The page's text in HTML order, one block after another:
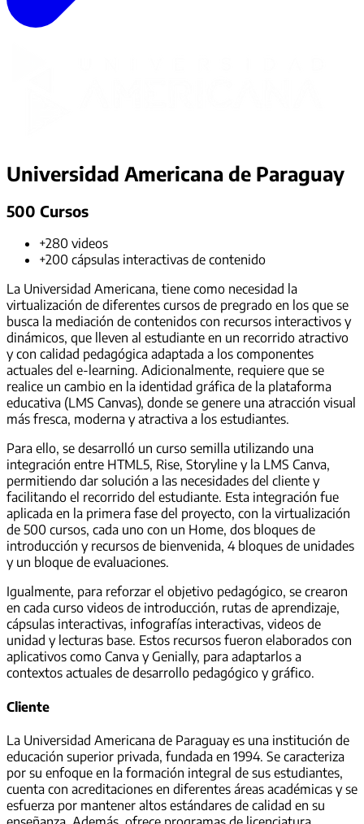
Universidad Americana de Paraguay
500 Cursos
+280 videos
+200 cápsulas interactivas de contenido
La Universidad Americana, tiene como necesidad la
virtualización de diferentes cursos de pregrado en los que se
busca la mediación de contenidos con recursos interactivos y
dinámicos, que lleven al estudiante en un recorrido atractivo
y con calidad pedagógica adaptada a los componentes
actuales del e-learning. Adicionalmente, requiere que se
realice un cambio en la identidad gráfica de la plataforma
educativa (LMS Canvas), donde se genere una atracción visual
más fresca, moderna y atractiva a los estudiantes.
Para ello, se desarrolló un curso semilla utilizando una
integración entre HTML5, Rise, Storyline y la LMS Canva,
permitiendo dar solución a las necesidades del cliente y
facilitando el recorrido del estudiante. Esta integración fue
aplicada en la primera fase del proyecto, con la virtualización
de 500 cursos, cada uno con un Home, dos bloques de
introducción y recursos de bienvenida, 4 bloques de unidades
y un bloque de evaluaciones.
Igualmente, para reforzar el objetivo pedagógico, se crearon
en cada curso videos de introducción, rutas de aprendizaje,
cápsulas interactivas, infografías interactivas, videos de
unidad y lecturas base. Estos recursos fueron elaborados con
aplicativos como Canva y Genially, para adaptarlos a
contextos actuales de desarrollo pedagógico y gráfico.
Cliente
La Universidad Americana de Paraguay es una institución de
educación superior privada, fundada en 1994. Se caracteriza
por su enfoque en la formación integral de sus estudiantes,
cuenta con acreditaciones en diferentes áreas académicas y se
esfuerza por mantener altos estándares de calidad en su